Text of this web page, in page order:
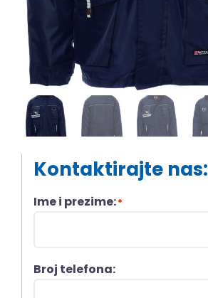
Kontaktirajte nas:
Ime i prezime:*
Broj telefona: